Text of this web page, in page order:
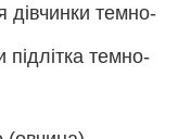
дівчинки темно-
підлітка темно-